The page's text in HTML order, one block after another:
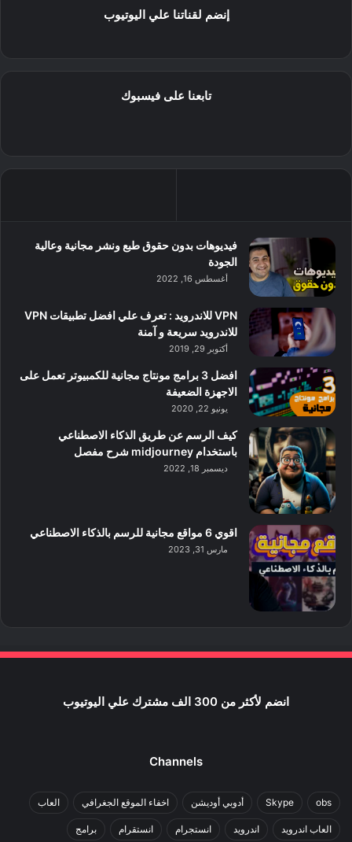
إنضم لقناتنا علي اليوتيوب
تابعنا على فيسبوك
فيديوهات بدون حقوق طبع ونشر مجانية وعالية
الجودة
أغسطس 16, 2022
VPN للاندرويد : تعرف علي افضل تطبيقات VPN
للاندرويد سريعة و آمنة
أكتوبر 29, 2019
افضل 3 برامج مونتاج مجانية للكمبيوتر تعمل على
الاجهزة الضعيفة
يونيو 22, 2020
كيف الرسم عن طريق الذكاء الاصطناعي
باستخدام midjourney شرح مفصل
ديسمبر 18, 2022
اقوي 6 مواقع مجانية للرسم بالذكاء الاصطناعي
مارس 31, 2023
انضم لأكثر من 300 الف مشترك علي اليوتيوب
Channels
obs
Skype أدوبي أوديشن اخفاء الموقع الجغرافي العاب
العاب اندرويد اندرويد انستجرام انستقرام برامج